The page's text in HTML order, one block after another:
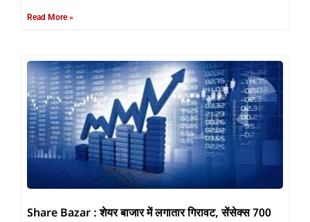
Read More »
Share Bazar : शेयर बाजार में लगातार गिरावट, सेंसेक्स 700